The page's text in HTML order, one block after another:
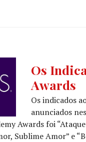
CINEMA
NOTÍCIAS
DE
OSCAR
Os
Awards
Os indicados
anunciados
Awards foi
Sublime Amor” e